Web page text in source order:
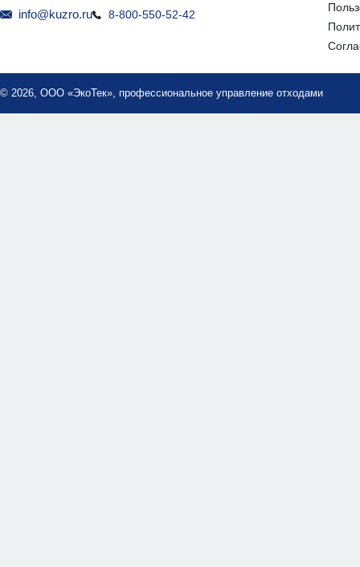
info@kuzro.ru 8-800-550-52-42
© 2026, ООО «ЭкоТек», профессиональное управление отходами